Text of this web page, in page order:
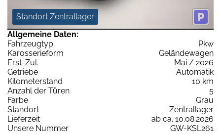
Standort Zentrallager
Allgemeine Daten:
Fahrzeugtyp
Pkw
Karosserieform
Geländewagen
Erst-Zul.
Mai / 2026
Getriebe
Automatik
Kilometerstand
10 km
Anzahl der Türen
5
Farbe
Grau
Standort
Zentrallager
Lieferzeit
ab ca. 10.08.2026
Unsere Nummer
GW-KSL261